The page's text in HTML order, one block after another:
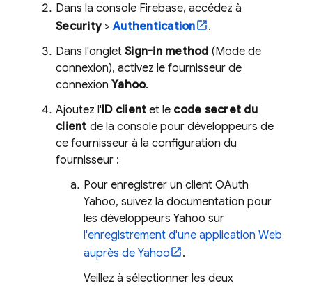
Dans la console Firebase, accédez à
Security>Authentication
.
Dans l'onglet Sign-in method (Mode de
connexion), activez le fournisseur de
connexion Yahoo.
Ajoutez l'ID client et le code secret du
client de la console pour développeurs de
ce fournisseur à la configuration du
fournisseur :
Pour enregistrer un client OAuth
Yahoo, suivez la documentation pour
les développeurs Yahoo sur
l'enregistrement d'une application Web
auprès de Yahoo
.
Veillez à sélectionner les deux